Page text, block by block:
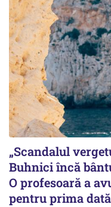
„Scandalul
Buhnici încă
O profesoară a
pentru prima